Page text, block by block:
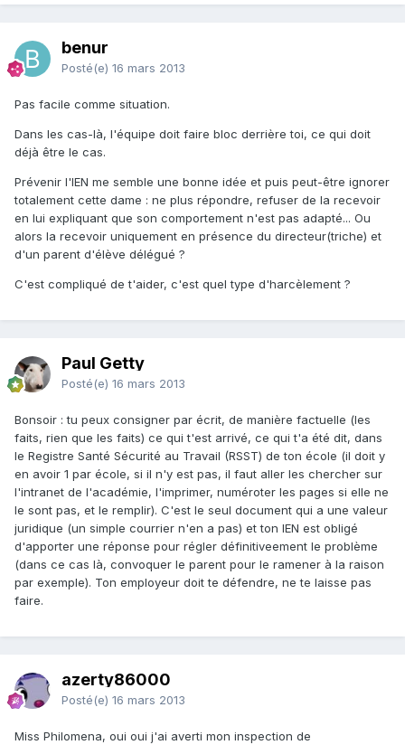
benur
Posté(e) 16 mars 2013
Pas facile comme situation.
Dans les cas-là, l'équipe doit faire bloc derrière toi, ce qui doit
déjà être le cas.
Prévenir l'IEN me semble une bonne idée et puis peut-être ignorer
totalement cette dame : ne plus répondre, refuser de la recevoir
en lui expliquant que son comportement n'est pas adapté... Ou
alors la recevoir uniquement en présence du directeur(triche) et
d'un parent d'élève délégué ?
C'est compliqué de t'aider, c'est quel type d'harcèlement ?
Paul Getty
Posté(e) 16 mars 2013
Bonsoir : tu peux consigner par écrit, de manière factuelle (les
faits, rien que les faits) ce qui t'est arrivé, ce qui t'a été dit, dans
le Registre Santé Sécurité au Travail (RSST) de ton école (il doit y
en avoir 1 par école, si il n'y est pas, il faut aller les chercher sur
l'intranet de l'académie, l'imprimer, numéroter les pages si elle ne
le sont pas, et le remplir). C'est le seul document qui a une valeur
juridique (un simple courrier n'en a pas) et ton IEN est obligé
d'apporter une réponse pour régler définitiveement le problème
(dans ce cas là, convoquer le parent pour le ramener à la raison
par exemple). Ton employeur doit te défendre, ne te laisse pas
faire.
azerty86000
Posté(e) 16 mars 2013
Miss Philomena, oui oui j'ai averti mon inspection de